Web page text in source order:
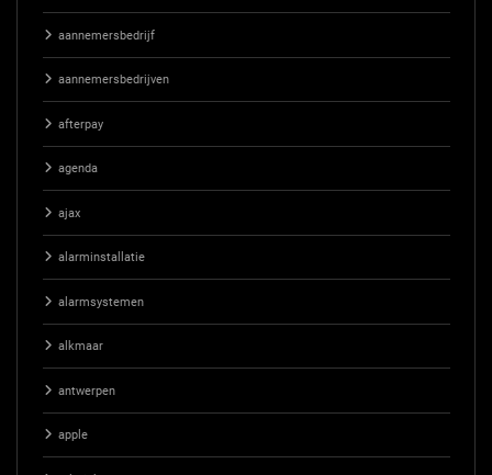
aannemersbedrijf
aannemersbedrijven
afterpay
agenda
ajax
alarminstallatie
alarmsystemen
alkmaar
antwerpen
apple